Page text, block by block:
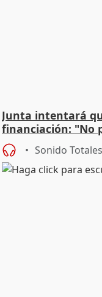
Junta intentará
financiación: "No
Sonido Totales